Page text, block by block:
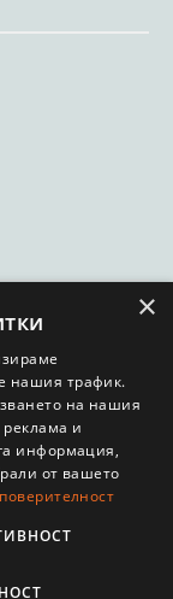
с GDPR.
×
нашия трафик.
на нашия
и
информация,
от вашето